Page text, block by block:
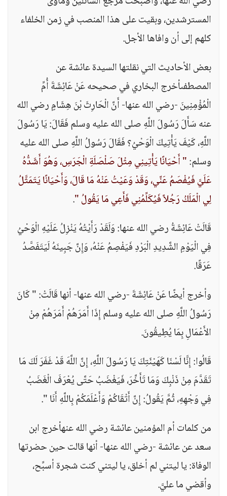
المسترشدين، وبقيت على هذا المنصب في زمن الخلفاء
كلهم إلى أن وافاها الأجل.
بعض الأحاديث التي نقلتها السيدة عائشة عن
المصطفىأخرج البخاري في صحيحه عَنْ عَائِشَةَ أُمِّ
الْمُؤْمِنِينَ -رضي الله عنها- أَنَّ الْحَارِثَ بْنَ هِشَامٍ رضي الله
عنه سَأَلَ رَسُولَ اللَّهِ صلى الله عليه وسلم فَقَالَ: يَا رَسُولَ
اللَّهِ، كَيْفَ يَأْتِيكَ الْوَحْيُ؟ فَقَالَ رَسُولُ اللَّهِ صلى الله عليه
وسلم:" أَحْيَانًا يَأْتِينِي مِثْلَ صَلْصَلَةِ الْجَرَسِ، وَهُوَ أَشَدُّهُ
عَلَيَّ فَيُفْصَمُ عَنِّي، وَقَدْ وَعَيْتُ عَنْهُ مَا قَالَ، وَأَحْيَانًا يَتَمَثَّلُ
لِي الْمَلَكُ رَجُلاً فَيُكَلِّمُنِي فَأَعِي مَا يَقُولُ ".
قَالَتْ عَائِشَةُ رضي الله عنها: وَلَقَدْ رَأَيْتُهُ يَنْزِلُ عَلَيْهِ الْوَحْيُ
فِي الْيَوْمِ الشَّدِيدِ الْبَرْدِ فَيَفْصِمُ عَنْهُ، وَإِنَّ جَبِينَهُ لَيَتَفَصَّدُ
عَرَقًا.
وأخرج أيضًا عَنْ عَائِشَةَ -رضي الله عنها- أنها قَالَتْ: " كَانَ
رَسُولُ اللَّهِ صلى الله عليه وسلم إِذَا أَمَرَهُمْ أَمَرَهُمْ مِنْ
الأَعْمَالِ بِمَا يُطِيقُونَ.
قَالُوا: إِنَّا لَسْنَا كَهَيْئَتِكَ يَا رَسُولَ اللَّهِ، إِنَّ اللَّهَ قَدْ غَفَرَ لَكَ مَا
تَقَدَّمَ مِنْ ذَنْبِكَ وَمَا تَأَخَّرَ، فَيَغْضَبُ حَتَّى يُعْرَفَ الْغَضَبُ
فِي وَجْهِهِ، ثُمَّ يَقُولُ: إِنَّ أَتْقَاكُمْ وَأَعْلَمَكُمْ بِاللَّهِ أَنَا ".
من كلمات أم المؤمنين عائشة رضي الله عنهأخرج ابن
سعد عن عائشة -رضي الله عنها- أنها قالت حين حضرتها
الوفاة: يا ليتني لم أخلق، يا ليتني كنت شجرة أسبِّح،
وأقضي ما عليَّ.